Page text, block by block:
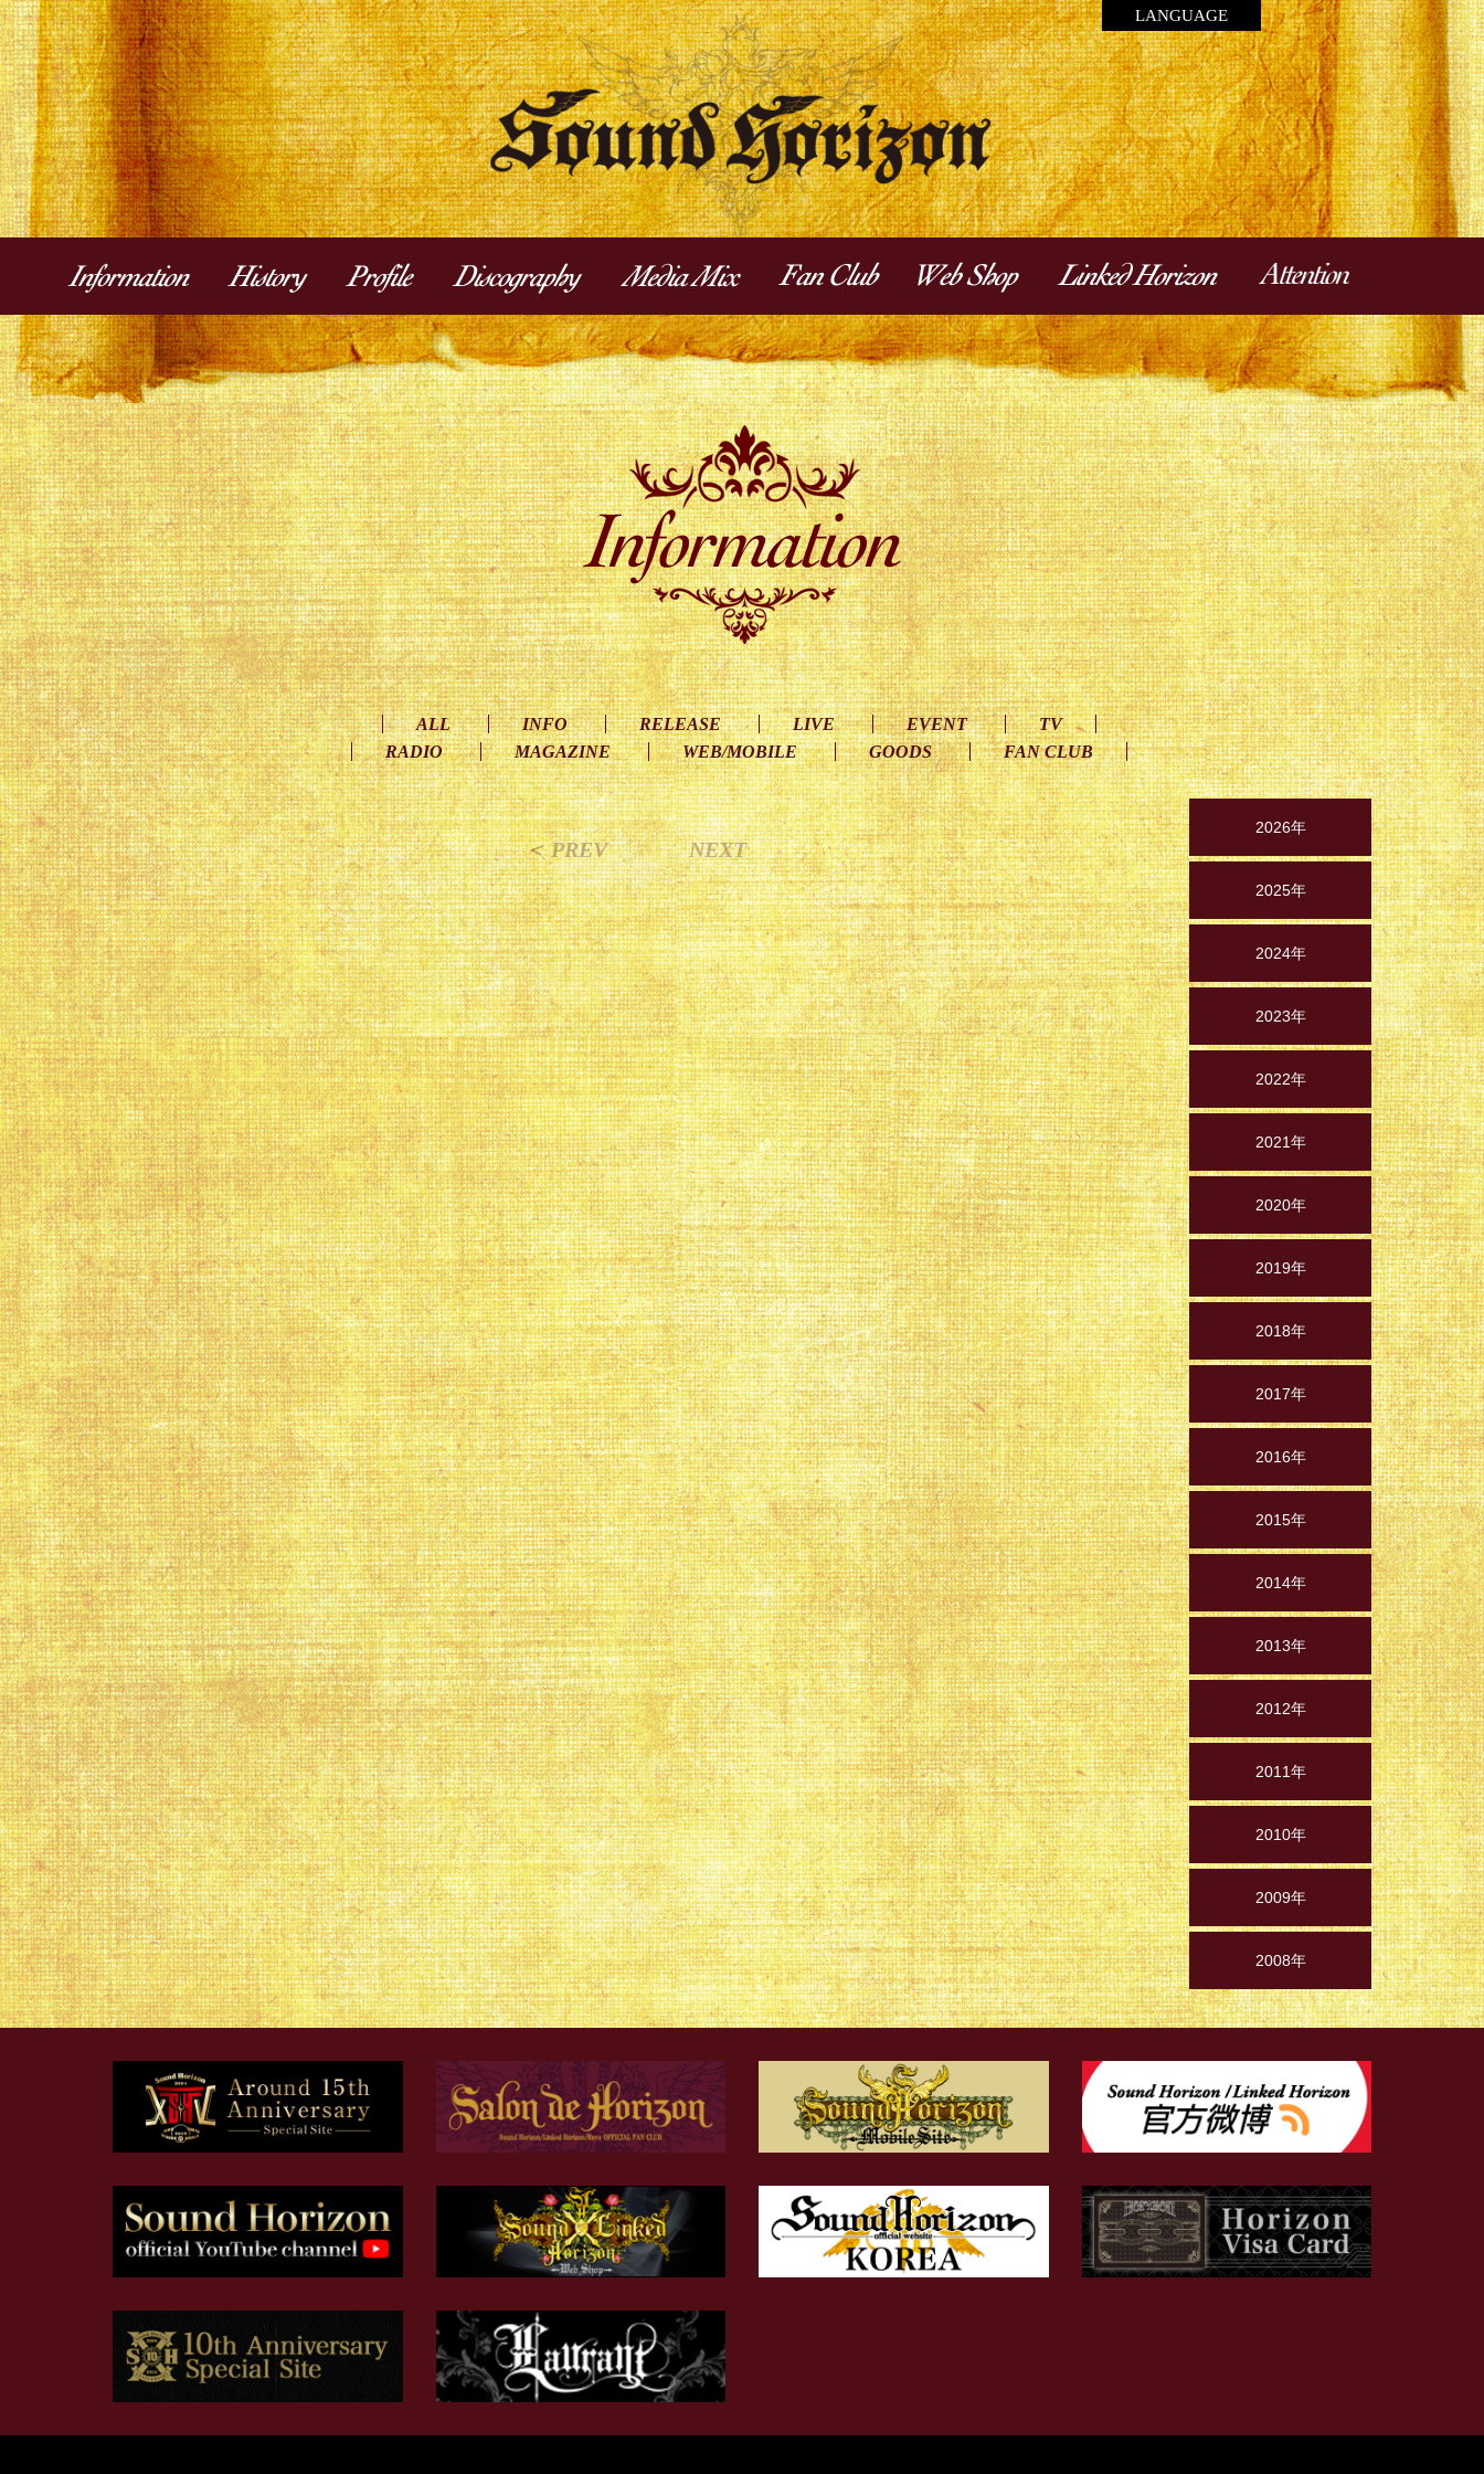
LANGUAGE
ALL INFO RELEASE LIVE EVENT
TV
RADIO
MAGAZINE WEB/MOBILE GOODS FAN CLUB
＜ PREV NEXT
2026年
2025年
2024年
2023年
2022年
2021年
2020年
2019年
2018年
2017年
2016年
2015年
2014年
2013年
2012年
2011年
2010年
2009年
2008年